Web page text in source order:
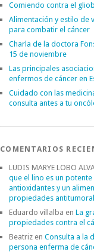
Comiendo contra el
Alimentación y estilo de
para combatir el cáncer
Charla de la doctora
15 de noviembre
Las principales
enfermos de cáncer en
Cuidado con las
consulta antes a tu
COMENTARIOS
LUDIS MARYE LOBO
que el lino es un
antioxidantes y un
propiedades
Eduardo villalba en La
propiedades contra el
Beatriz en Consulta a la
persona enferma de